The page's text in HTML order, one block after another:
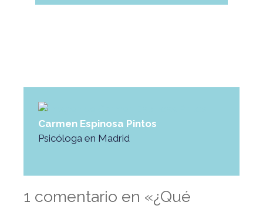
Carmen Espinosa Pintos
Psicóloga en Madrid
1 comentario en «¿Qué